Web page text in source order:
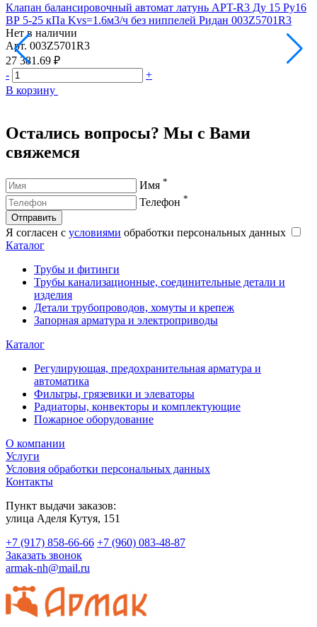
Клапан балансировочный автомат латунь APT-R3 Ду 15 Ру16
ВР 5-25 кПа Kvs=1.6м3/ч без ниппелей Ридан 003Z5701R3
Нет в наличии
Арт. 003Z5701R3
27 381.69 ₽
-
+
В корзину
Остались вопросы? Мы с Вами
свяжемся
Имя *
Телефон *
Отправить
Я согласен с условиями обработки персональных данных
Каталог
Трубы и фитинги
Трубы канализационные, соединительные детали и
изделия
Детали трубопроводов, хомуты и крепеж
Запорная арматура и электроприводы
Каталог
Регулирующая, предохранительная арматура и
автоматика
Фильтры, грязевики и элеваторы
Радиаторы, конвекторы и комплектующие
Пожарное оборудование
О компании
Услуги
Условия обработки персональных данных
Контакты
Пункт выдачи заказов:
​улица Аделя Кутуя, 151
+7 (917) 858-66-66 +7 (960) 083-48-87
Заказать звонок
armak-nh@mail.ru